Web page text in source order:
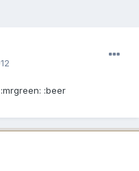
:beer